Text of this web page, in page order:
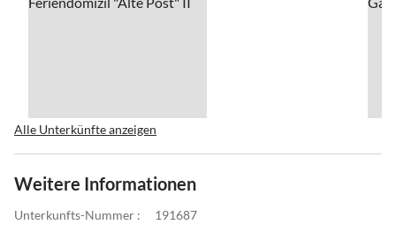
Alle Unterkünfte anzeigen
Weitere Informationen
Unterkunfts-Nummer :
191687